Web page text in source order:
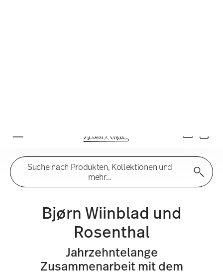
Zusammenarbeit mit dem
Designer der Zauberflöte
Rosenthal und Bjørn Wiinblad vereint eine
langjährige Zusammenarbeit, die ikonische
Porzellanstücke hervorbrachte und die Welt
des Porzellandesigns nachhaltig beeinflusste.
Derdänische KünstlerBjørn Wiinblad,